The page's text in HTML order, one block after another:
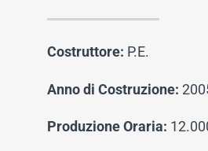
Costruttore: P.E.
Anno di Costruzione:
Produzione Oraria: